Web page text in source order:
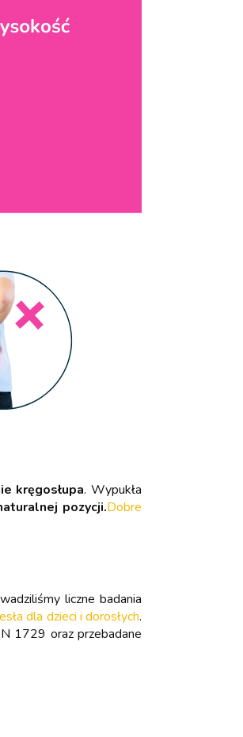
kręgosłupa. Wypukła
pozycji.Dobre
liczne badania
dla dzieci i dorosłych.
1729 oraz przebadane